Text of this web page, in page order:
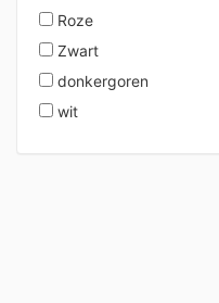
Roze
Zwart
donkergoren
wit